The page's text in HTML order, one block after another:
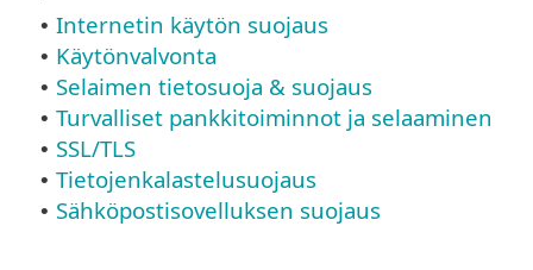
• Internetin käytön suojaus
• Käytönvalvonta
• Selaimen tietosuoja & suojaus
• Turvalliset pankkitoiminnot ja selaaminen
• SSL/TLS
• Tietojenkalastelusuojaus
• Sähköpostisovelluksen suojaus